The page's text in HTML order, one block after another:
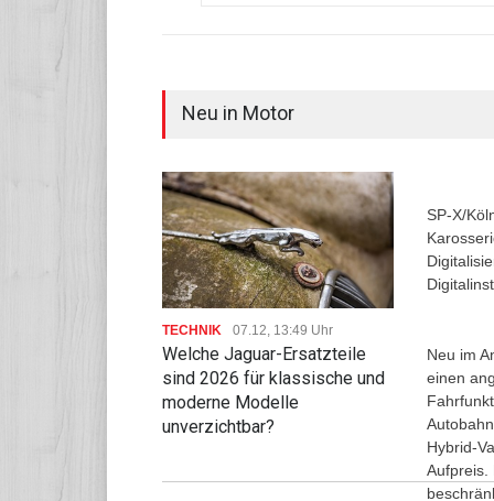
Neu in Motor
TECHNIK 07.12, 13:49 Uhr
Welche Jaguar-Ersatzteile
sind 2026 für klassische und
moderne Modelle
unverzichtbar?
SP-X/
Neu im
einen
Hybrid-
Aufpreis.